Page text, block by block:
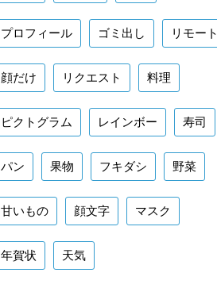
プロフィール ゴミ出し リモート
顔だけ リクエスト 料理
ピクトグラム レインボー 寿司
パン 果物 フキダシ 野菜
甘いもの 顔文字 マスク
年賀状 天気